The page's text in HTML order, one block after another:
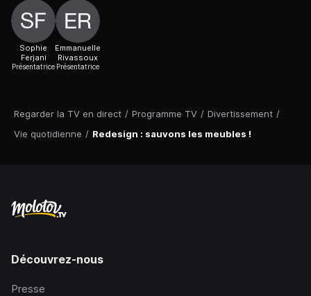
Regarder la TV en direct / Programme TV / Divertissement /
Vie quotidienne / Redesign : sauvons les meubles !
Sophie
Ferjani
Présentatrice
Emmanuelle
Rivassoux
Présentatrice
Découvrez-nous
Presse